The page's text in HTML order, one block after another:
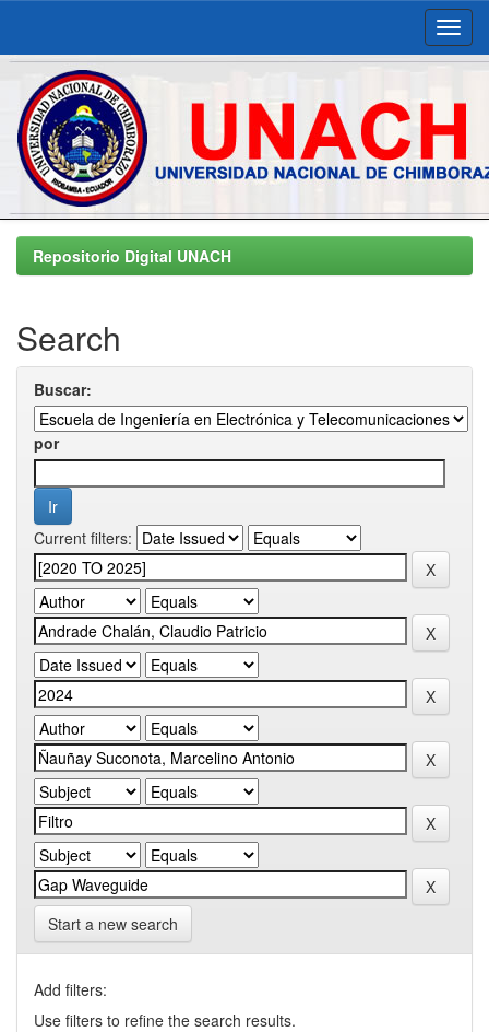
Skip
navigationRepositorio Digital UNACH
Search
Buscar:
por
Current filters:
Start a new search
Add filters:
Use filters to refine the search results.